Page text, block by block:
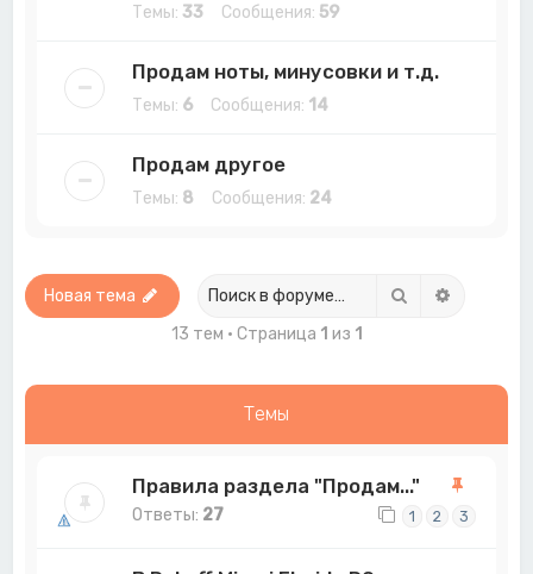
Темы: 33 Сообщения: 59
Продам ноты, минусовки и т.д.
Темы: 6 Сообщения: 14
Продам другое
Темы: 8 Сообщения: 24
Новая тема Поиск
13 тем • Страница 1 из 1
Темы
Правила раздела "Продам..."
Ответы: 27 1 2 3